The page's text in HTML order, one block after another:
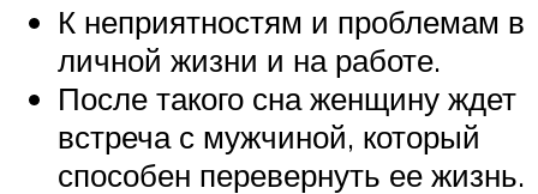
К неприятностям и проблемам в
личной жизни и на работе.
После такого сна женщину ждет
встреча с мужчиной, который
способен перевернуть ее жизнь.